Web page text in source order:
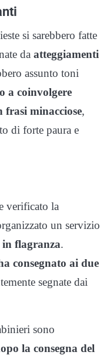
si sarebbero fatte
da atteggiamenti
assunto toni
a coinvolgere
minacciose,
di forte paura e
verificato la
un servizio
in flagranza.
consegnato ai due
segnate dai
sono
la consegna del